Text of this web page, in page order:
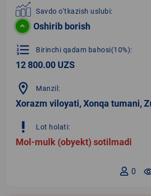
Savdo o‘tkazish uslubi:
Oshirib borish
format_list_numbered Birinchi qadam bahosi(10%):
12 800.00 UZS
location_on Manzil:
Xorazm viloyati, Xonqa tumani,
priority_high Lot holati:
Mol-mulk (obyekt) sotilmadi
0